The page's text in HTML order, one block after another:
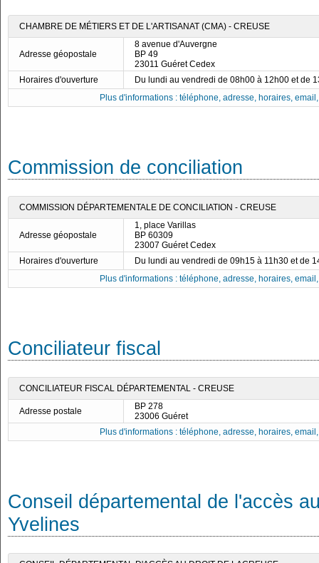
CHAMBRE DE MÉTIERS ET DE L'ARTISANAT (CMA) - CREUSE
Adresse géopostale
8 avenue d'Auvergne
BP 49
23011 Guéret Cedex
Horaires d'ouverture
Du lundi au vendredi de 08h00 à 12h00 et de
Plus d'informations : téléphone, adresse, horaires,
Commission de conciliation
COMMISSION DÉPARTEMENTALE DE CONCILIATION - CREUSE
Adresse géopostale
1, place Varillas
BP 60309
23007 Guéret Cedex
Horaires d'ouverture
Du lundi au vendredi de 09h15 à 11h30 et de
Plus d'informations : téléphone, adresse, horaires,
Conciliateur fiscal
CONCILIATEUR FISCAL DÉPARTEMENTAL - CREUSE
Adresse postale
BP 278
23006 Guéret
Plus d'informations : téléphone, adresse, horaires,
Conseil départemental de l'accès
Yvelines